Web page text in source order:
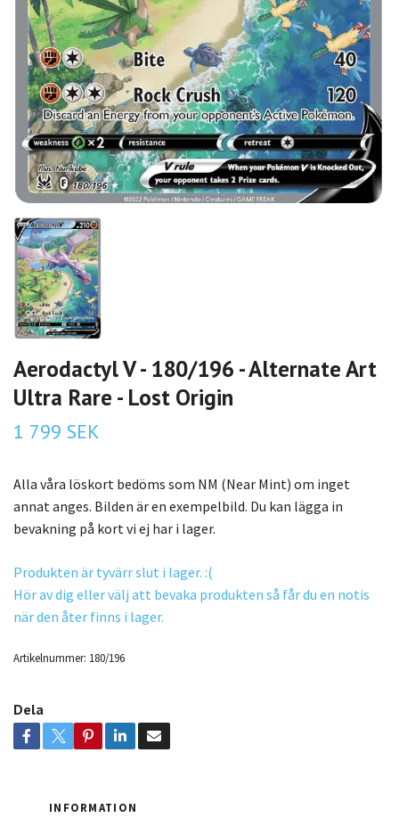
Aerodactyl V - 180/196 - Alternate Art
Ultra Rare - Lost Origin
1 799 SEK
Alla våra löskort bedöms som NM (Near Mint) om inget
annat anges. Bilden är en exempelbild. Du kan lägga in
bevakning på kort vi ej har i lager.
Produkten är tyvärr slut i lager. :(
Hör av dig eller välj att bevaka produkten så får du en notis
när den åter finns i lager.
Artikelnummer: 180/196
Dela
INFORMATION